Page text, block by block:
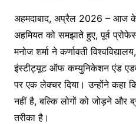
अहमदाबाद, अप्रैल 2026 – आज
अहमियत को समझाते हुए, पूर्व
मनोज शर्मा ने कर्णावती
इंस्टीट्यूट ऑफ कम्युनिकेशन एंड
पर एक लेक्चर दिया। उन्होंने कहा
नहीं है, बल्कि लोगों को जोड़ने और
तरीका है।